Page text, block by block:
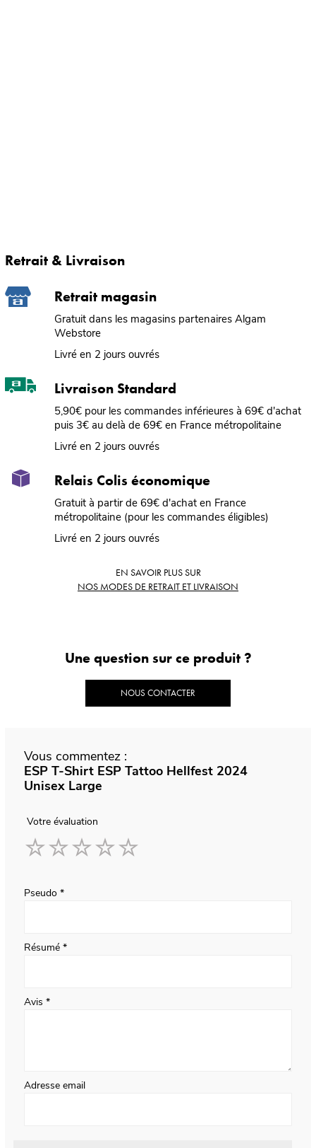
Retrait & Livraison
Retrait magasin
Gratuit dans les magasins partenaires Algam
Webstore
Livré en 2 jours ouvrés
Livraison Standard
5,90€ pour les commandes inférieures à 69€ d'achat
puis 3€ au delà de 69€ en France métropolitaine
Livré en 2 jours ouvrés
Relais Colis économique
Gratuit à partir de 69€ d'achat en France
métropolitaine (pour les commandes éligibles)
Livré en 2 jours ouvrés
EN SAVOIR PLUS SUR
NOS MODES DE RETRAIT ET LIVRAISON
Une question sur ce produit ?
NOUS CONTACTER
Vous commentez :
ESP T-Shirt ESP Tattoo Hellfest 2024
Unisex Large
Votre évaluation
Pseudo
Résumé
Avis
Adresse email